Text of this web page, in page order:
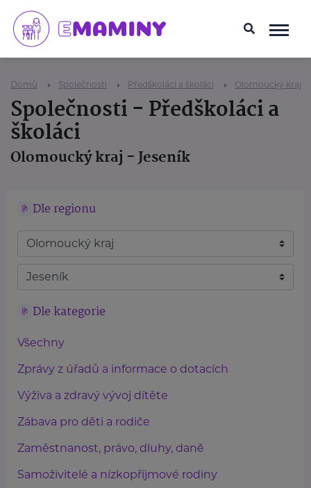
Domů Společnosti Předškoláci a školáci Olomoucký kraj
Společnosti - Předškoláci a
školáci
Olomoucký kraj - Jeseník
Dle regionu
Dle kategorie
Všechny
Zprávy z úřadů a informace o dotacích
Výživa a zdravý vývoj dítěte
Zábava pro děti a rodiče
Zaměstnanost, právo, dluhy, daně
Samoživitelé a nízkopříjmové rodiny